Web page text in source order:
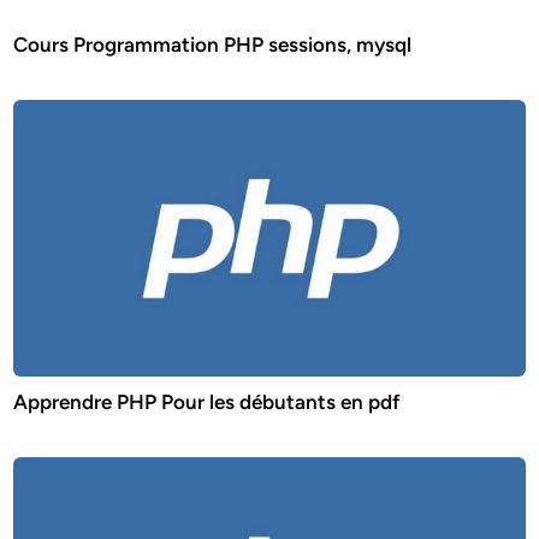
Cours Programmation PHP sessions, mysql
Apprendre PHP Pour les débutants en pdf